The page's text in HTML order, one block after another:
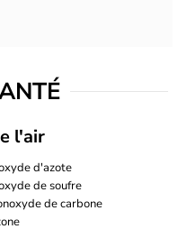
l'air
d'azote
de soufre
de carbone